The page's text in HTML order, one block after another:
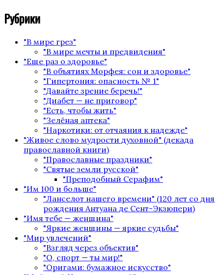
Рубрики
"В мире грез"
"В мире мечты и предвидения"
"Еще раз о здоровье"
"В объятиях Морфея: сон и здоровье"
"Гипертония: опасность № 1"
"Давайте зрение беречь!"
"Диабет — не приговор"
"Есть, чтобы жить"
"Зелёная аптека"
"Наркотики: от отчаяния к надежде"
"Живое слово мудрости духовной" (декада
православной книги)
"Православные праздники"
"Святые земли русской"
"Преподобный Серафим"
"Им 100 и больше"
"Ланселот нашего времени" (120 лет со дня
рождения Антуана де Сент-Экзюпери)
"Имя тебе — женщина"
"Яркие женщины — яркие судьбы"
"Мир увлечений"
"Взгляд через объектив"
"О, спорт — ты мир!"
"Оригами: бумажное искусство"